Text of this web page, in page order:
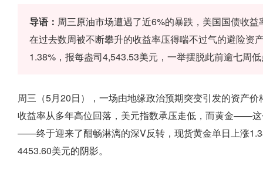
导语： 周三原油市场遭遇了近6%的暴跌，美国国债收
在过去数周被不断攀升的收益率压得喘不过气的避险
1.38%，报每盎司4,543.53美元，一举摆脱此前逾七周
周三（5月20日），一场由地缘政治预期突变引发的资产
收益率从多年高位回落，美元指数承压走低，而黄金——
——终于迎来了酣畅淋漓的深V反转，现货黄金单日上涨
4453.60美元的阴影。